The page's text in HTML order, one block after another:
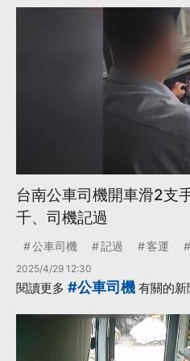
台南公車司機開車滑2支
千、司機記過
公車司機 記過 客運
2025/4/29 12:30
閱讀更多 #公車司機 有關的新